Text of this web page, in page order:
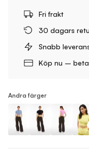
Fri frakt
30 dagars
Snabb
Köp nu –
Andra färger